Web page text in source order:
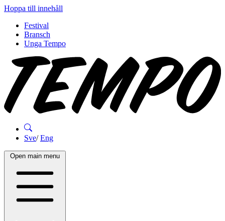
Hoppa till innehåll
Festival
Bransch
Unga Tempo
Sve/Eng
Open main menu